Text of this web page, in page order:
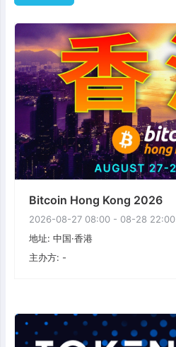
Bitcoin Hong Kong 2026
2026-08-27 08:00 - 08-28 22:00
地址: 中国·香港
主办方: -